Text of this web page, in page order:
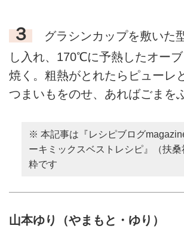
３
グラシンカップを敷いた
し入れ、170℃に予熱したオー
焼く。粗熱がとれたらピューレ
つまいもをのせ、あればごまを
※ 本記事は『レシピブログ
ーキミックスベストレシピ』（扶
粋です
山本ゆり（やまもと・ゆり）